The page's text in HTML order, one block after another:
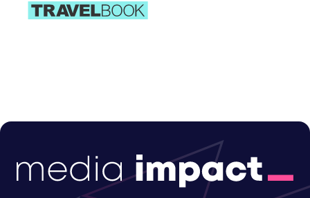
TRAVELBOOK